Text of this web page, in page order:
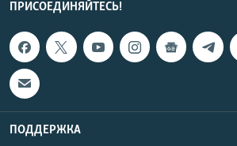
ПРИСОЕДИНЯЙТЕСЬ!
ПОДДЕРЖКА